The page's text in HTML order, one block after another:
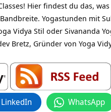
Hier findest du das,
Yogastunden mit
Vidya Stil oder Sivananda
Bretz, Gründer von Yoga
LinkedIn WhatsApp